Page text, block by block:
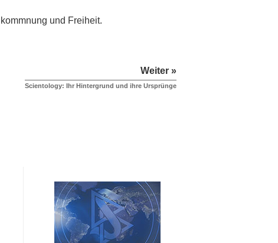
und Freiheit.
Weiter »
Scientology: Ihr Hintergrund und ihre Ursprünge